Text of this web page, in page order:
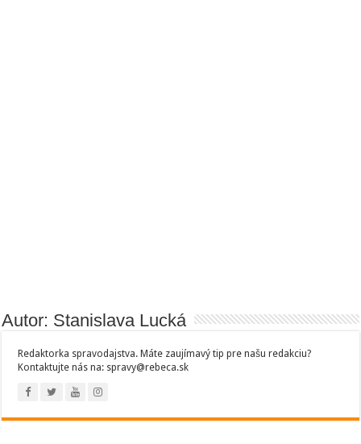
Autor: Stanislava Lucká
Redaktorka spravodajstva. Máte zaujímavý tip pre našu redakciu?
Kontaktujte nás na: spravy@rebeca.sk